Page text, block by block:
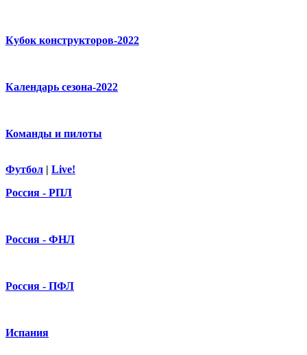
Кубок конструкторов-2022
Календарь сезона-2022
Команды и пилоты
Футбол | Live!
Россия - РПЛ
Россия - ФНЛ
Россия - ПФЛ
Испания